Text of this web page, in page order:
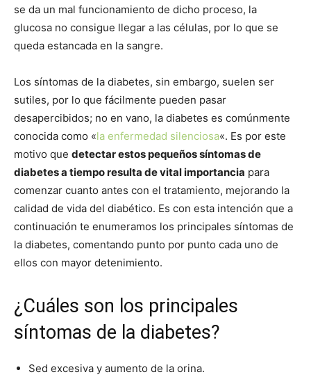
se da un mal funcionamiento de dicho proceso, la
glucosa no consigue llegar a las células, por lo que se
queda estancada en la sangre.
Los síntomas de la diabetes, sin embargo, suelen ser
sutiles, por lo que fácilmente pueden pasar
desapercibidos; no en vano, la diabetes es comúnmente
conocida como «la enfermedad silenciosa«. Es por este
motivo que detectar estos pequeños síntomas de
diabetes a tiempo resulta de vital importancia para
comenzar cuanto antes con el tratamiento, mejorando la
calidad de vida del diabético. Es con esta intención que a
continuación te enumeramos los principales síntomas de
la diabetes, comentando punto por punto cada uno de
ellos con mayor detenimiento.
¿Cuáles son los principales
síntomas de la diabetes?
Sed excesiva y aumento de la orina.